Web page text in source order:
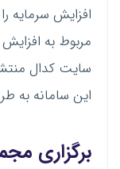
افزایش سرمایه
مربوط به
سایت کدال
این سامانه به
برگزاری